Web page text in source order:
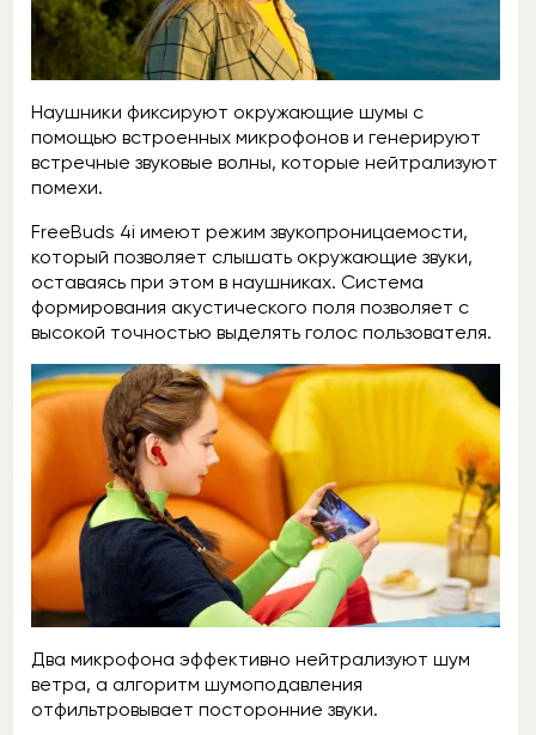
Наушники фиксируют окружающие шумы с
помощью встроенных микрофонов и генерируют
встречные звуковые волны, которые нейтрализуют
помехи.
FreeBuds 4i имеют режим звукопроницаемости,
который позволяет слышать окружающие звуки,
оставаясь при этом в наушниках. Система
формирования акустического поля позволяет с
высокой точностью выделять голос пользователя.
Два микрофона эффективно нейтрализуют шум
ветра, а алгоритм шумоподавления
отфильтровывает посторонние звуки.